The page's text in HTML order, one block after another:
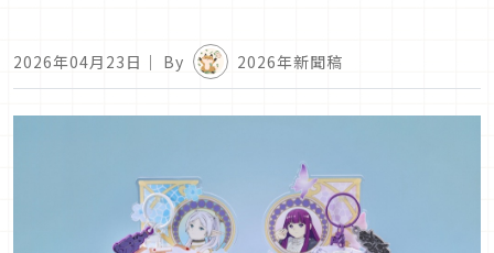
2026年04月23日 ｜ By 2026年新聞稿